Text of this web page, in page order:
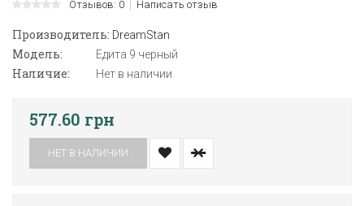
Отзывов: 0 Написать отзыв
Производитель: DreamStan
Модель: Едита 9 черный
Наличие: Нет в наличии
577.60 грн
НЕТ В НАЛИЧИИ